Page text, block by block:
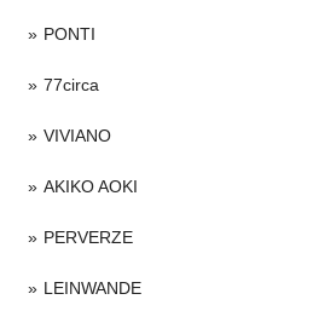
PONTI
77circa
VIVIANO
AKIKO AOKI
PERVERZE
LEINWANDE